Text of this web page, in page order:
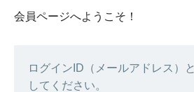
会員ページへようこそ！
ログインID（メールアドレス）
してください。